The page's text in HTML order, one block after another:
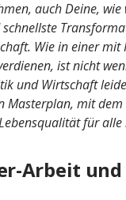
auch Deine,
Wie in einer
ist nicht
und Wirtschaft
Masterplan, mit
für alle
Arbeit